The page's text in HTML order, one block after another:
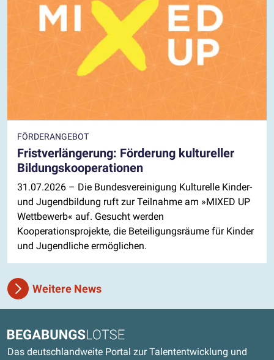
FÖRDERANGEBOT
Fristverlängerung: Förderung kultureller
Bildungskooperationen
31.07.2026 – Die Bundesvereinigung Kulturelle Kinder-
und Jugendbildung ruft zur Teilnahme am »MIXED UP
Wettbewerb« auf. Gesucht werden
Kooperationsprojekte, die Beteiligungsräume für Kinder
und Jugendliche ermöglichen.
Weitere News
Begabungslotse
Das deutschlandweite Portal zur Talententwicklung und